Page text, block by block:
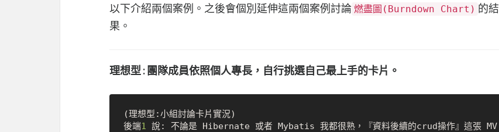
以下介紹兩個案例。之後會個別延伸這兩個案例討論 燃盡圖(Burndown Chart) 的結
果。
理想型 : 團隊成員依照個人專長，自行挑選自己最上手的卡片。
(理想型:小組討論卡片實況)
後端1 說: 不論是 Hibernate 或者 Mybatis 我都很熟，『資料後續的crud操作』這張 MV